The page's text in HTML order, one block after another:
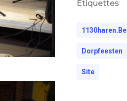
Étiquettes
1130haren.be
Dorpfeesten
Site